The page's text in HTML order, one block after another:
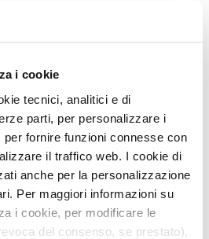
i cookie
tecnici, analitici e di
parti, per personalizzare i
fornire funzioni connesse con
il traffico web. I cookie di
anche per la personalizzazione
Per maggiori informazioni su
i cookie, per modificare le
del consenso, se prestato),
ACID CONDITIONER
For all hair types.
€28.50